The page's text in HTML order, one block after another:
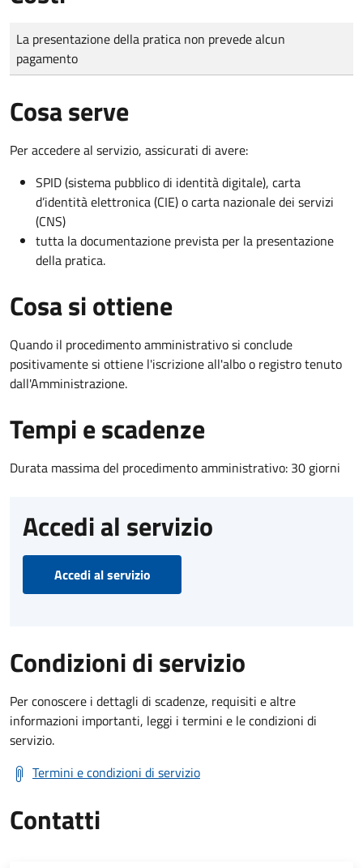
Tipo di pagamento
Importo
La presentazione della pratica non prevede alcun
pagamento
Cosa serve
Per accedere al servizio, assicurati di avere:
SPID (sistema pubblico di identità digitale), carta
d’identità elettronica (CIE) o carta nazionale dei servizi
(CNS)
tutta la documentazione prevista per la presentazione
della pratica.
Cosa si ottiene
Quando il procedimento amministrativo si conclude
positivamente si ottiene l'iscrizione all'albo o registro tenuto
dall'Amministrazione.
Tempi e scadenze
Durata massima del procedimento amministrativo: 30 giorni
Accedi al servizio
Accedi al servizio
Condizioni di servizio
Per conoscere i dettagli di scadenze, requisiti e altre
informazioni importanti, leggi i termini e le condizioni di
servizio.
Termini e condizioni di servizio
Contatti